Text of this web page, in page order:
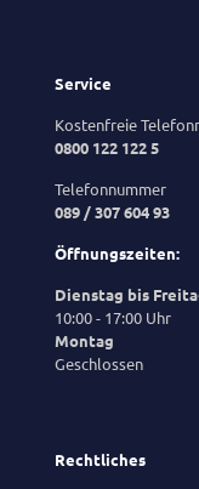
Service
Kostenfreie
0800 122 122 5
Telefonnummer
089 / 307 604 93
Öffnungszeiten:
Dienstag bis
10:00 - 17:00 Uhr
Montag
Geschlossen
Rechtliches